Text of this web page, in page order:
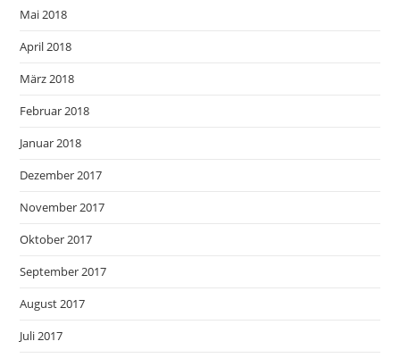
Mai 2018
April 2018
März 2018
Februar 2018
Januar 2018
Dezember 2017
November 2017
Oktober 2017
September 2017
August 2017
Juli 2017